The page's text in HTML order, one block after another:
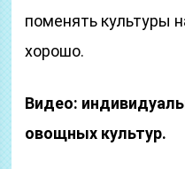
поменять культуры
хорошо.
Видео:
овощных культур.